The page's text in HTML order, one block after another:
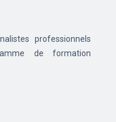
professionnels
de formation